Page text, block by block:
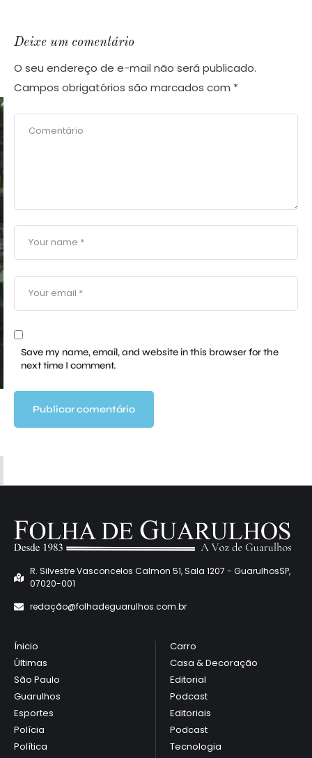
Deixe um comentário
O seu endereço de e-mail não será publicado.
Campos obrigatórios são marcados com *
Save my name, email, and website in this browser for the
next time I comment.
R. Silvestre Vasconcelos Calmon 51, Sala 1207 - GuarulhosSP,
07020-001
redação@folhadeguarulhos.com.br
Ínicio
Últimas
São Paulo
Guarulhos
Esportes
Polícia
Política
Carro
Casa & Decoração
Editorial
Podcast
Editoriais
Podcast
Tecnologia